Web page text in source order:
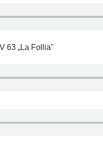
63 „La Follia"